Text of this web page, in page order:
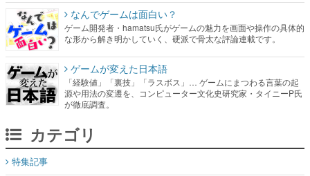
ゲームが変えた日本語
「経験値」「裏技」「ラスボス」… ゲームにまつわる言葉の起
源や用法の変遷を、コンピューター文化史研究家・タイニーP氏
カテゴリ
マンガ
女性向け